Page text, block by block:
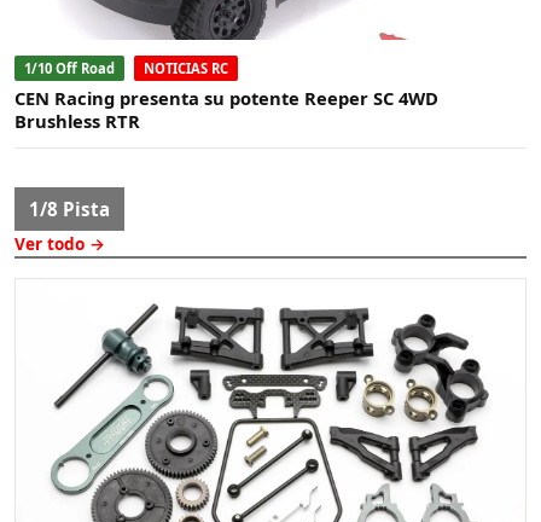
1/10 Off Road NOTICIAS RC
CEN Racing presenta su potente Reeper SC 4WD
Brushless RTR
1/8 Pista
Ver todo →